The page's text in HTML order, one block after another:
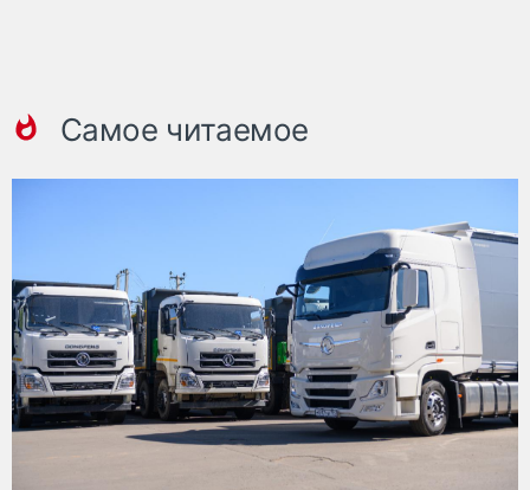
Самое читаемое